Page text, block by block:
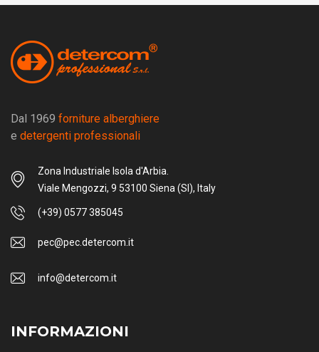
Dal 1969 forniture alberghiere
e detergenti professionali
Zona Industriale Isola d'Arbia.
Viale Mengozzi, 9 53100 Siena (SI), Italy
(+39) 0577 385045
pec@pec.detercom.it
info@detercom.it
INFORMAZIONI